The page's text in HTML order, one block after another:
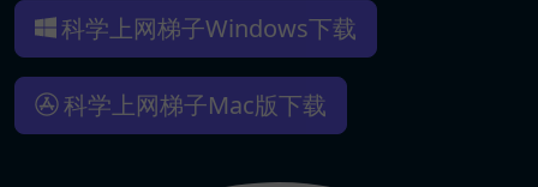
科学上网梯子Windows下载
科学上网梯子Mac版下载